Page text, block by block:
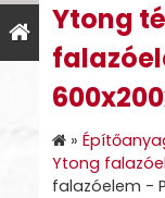
Ytong
»
Ytong
falazóelem -